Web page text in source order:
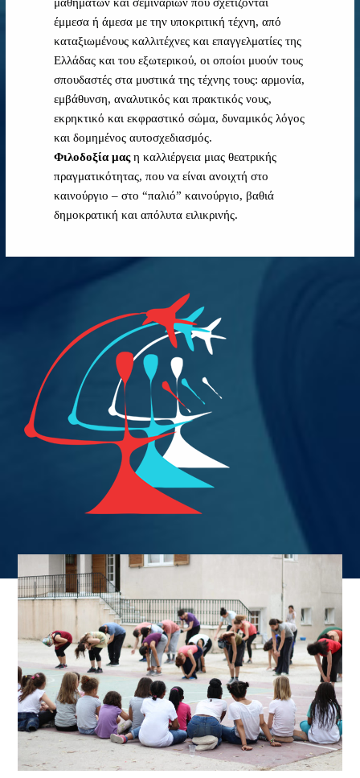
έμμεσα ή άμεσα με την υποκριτική τέχνη, από
καταξιωμένους καλλιτέχνες και επαγγελματίες της
Ελλάδας και του εξωτερικού, οι οποίοι μυούν τους
σπουδαστές στα μυστικά της τέχνης τους: αρμονία,
εμβάθυνση, αναλυτικός και πρακτικός νους,
εκρηκτικό και εκφραστικό σώμα, δυναμικός λόγος
και δομημένος αυτοσχεδιασμός.
Φιλοδοξία μαςη καλλιέργεια μιας θεατρικής
πραγματικότητας, που να είναι ανοιχτή στο
καινούργιο – στο “παλιό” καινούργιο, βαθιά
δημοκρατική και απόλυτα ειλικρινής.